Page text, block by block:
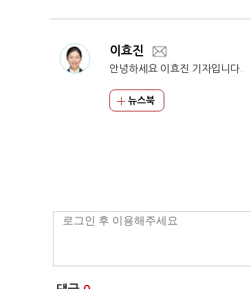
이효진
안녕하세요 이효진 기자입니다.
뉴스북